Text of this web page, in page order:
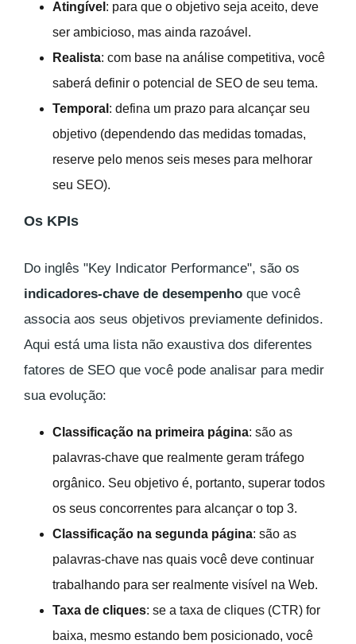
Atingível : para que o objetivo seja aceito, deve
ser ambicioso, mas ainda razoável.
Realista: com base na análise competitiva, você
saberá definir o potencial de SEO de seu tema.
Temporal : defina um prazo para alcançar seu
objetivo (dependendo das medidas tomadas,
reserve pelo menos seis meses para melhorar
seu SEO).
Os KPIs
Do inglês "Key Indicator Performance", são os
indicadores-chave de desempenho que você
associa aos seus objetivos previamente definidos.
Aqui está uma lista não exaustiva dos diferentes
fatores de SEO que você pode analisar para medir
sua evolução:
Classificação na primeira página: são as
palavras-chave que realmente geram tráfego
orgânico. Seu objetivo é, portanto, superar todos
os seus concorrentes para alcançar o top 3.
Classificação na segunda página: são as
palavras-chave nas quais você deve continuar
trabalhando para ser realmente visível na Web.
Taxa de cliques: se a taxa de cliques (CTR) for
baixa, mesmo estando bem posicionado, você